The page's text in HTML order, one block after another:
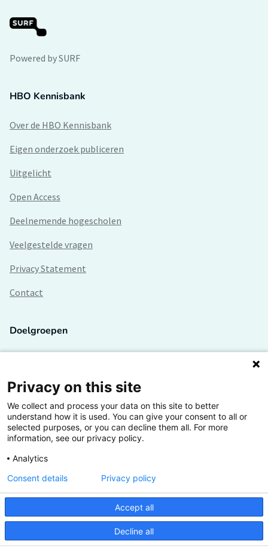
Powered by SURF
HBO Kennisbank
Over de HBO Kennisbank
Eigen onderzoek publiceren
Uitgelicht
Open Access
Deelnemende hogescholen
Veelgestelde vragen
Privacy Statement
Contact
Doelgroepen
Lectoren en onderzoekers
Bedrijven
Hogescholen
De grootste kennisbank van het HBO
Inspiratie op jouw vakgebied
Privacy on this site
We collect and process your data on this site to better
understand how it is used. You can give your consent to all or
selected purposes, or you can decline them all. For more
information, see our privacy policy.
Analytics
Accept all
Decline all
Consent details Privacy policy